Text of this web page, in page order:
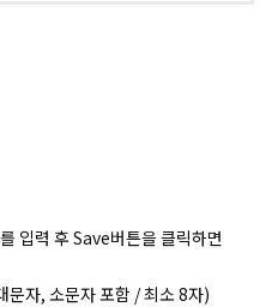
입력 후 Save버튼을 클릭하면
문자, 소문자 포함 / 최소 8자)